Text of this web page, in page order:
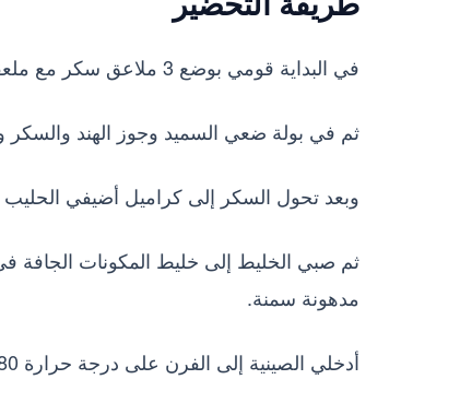
في البداية قومي بوضع 3 ملاعق سكر مع ملعقتين من الماء على نار متوسطة واتركيه يذوب ويتحول إلى كراميل.
ثم في بولة ضعي السميد وجوز الهند والسكر
وبعد تحول السكر إلى كراميل أضيفي
ثم صبي الخليط إلى خليط المكونات الجافة
مدهونة سمنة.
أدخلي الصينية إلى الفرن على درجة حرارة 180 درجة لمدة 35 دقيقة على الأقل لتنضج وتأخذ اللون الذهبي المحمر.